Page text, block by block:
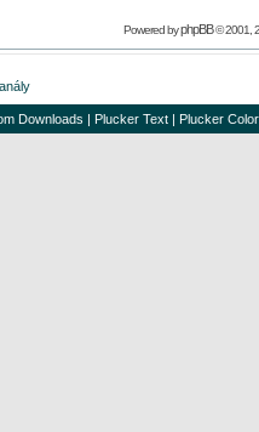
Powered byphpBB© 2001,
Downloads | Plucker Text | Plucker Color